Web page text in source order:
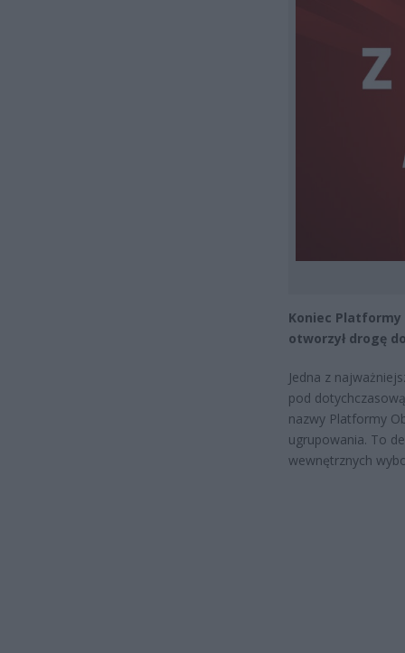
Koniec Platformy
otworzył drogę
Jedna z
pod
nazwy Platformy
ugrupowania. To
wewnętrznych